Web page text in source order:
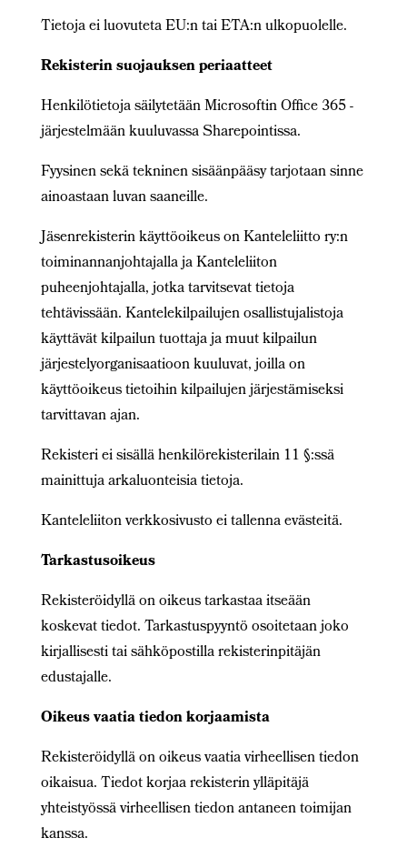
Tietoja ei luovuteta EU:n tai ETA:n ulkopuolelle.
Rekisterin suojauksen periaatteet
Henkilötietoja säilytetään Microsoftin Office 365 -
järjestelmään kuuluvassa Sharepointissa.
Fyysinen sekä tekninen sisäänpääsy tarjotaan sinne
ainoastaan luvan saaneille.
Jäsenrekisterin käyttöoikeus on Kanteleliitto ry:n
toiminannanjohtajalla ja Kanteleliiton
puheenjohtajalla, jotka tarvitsevat tietoja
tehtävissään. Kantelekilpailujen osallistujalistoja
käyttävät kilpailun tuottaja ja muut kilpailun
järjestelyorganisaatioon kuuluvat, joilla on
käyttöoikeus tietoihin kilpailujen järjestämiseksi
tarvittavan ajan.
Rekisteri ei sisällä henkilörekisterilain 11 §:ssä
mainittuja arkaluonteisia tietoja.
Kanteleliiton verkkosivusto ei tallenna evästeitä.
Tarkastusoikeus
Rekisteröidyllä on oikeus tarkastaa itseään
koskevat tiedot. Tarkastuspyyntö osoitetaan joko
kirjallisesti tai sähköpostilla rekisterinpitäjän
edustajalle.
Oikeus vaatia tiedon korjaamista
Rekisteröidyllä on oikeus vaatia virheellisen tiedon
oikaisua. Tiedot korjaa rekisterin ylläpitäjä
yhteistyössä virheellisen tiedon antaneen toimijan
kanssa.